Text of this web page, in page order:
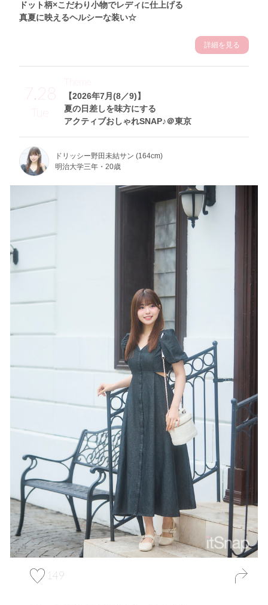
ドット柄×こだわり小物でレディに仕上げる
真夏に映えるヘルシーな装い☆
詳細を見る
7.28
Tue
【2026年7月(8／9)】
夏の日差しを味方にする
アクティブおしゃれSNAP♪＠東京
Theme
ドリッシー野田未結サン (164cm)
明治大学三年・20歳
149